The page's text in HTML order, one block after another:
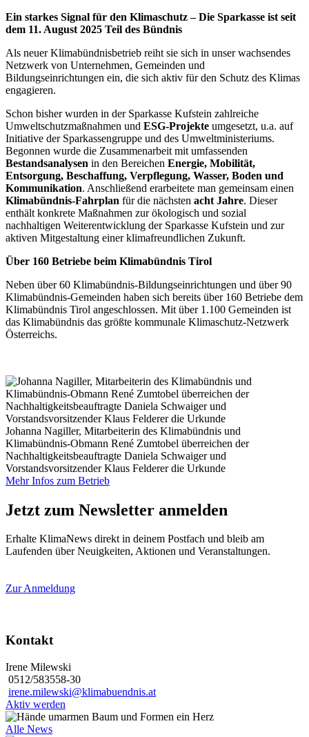
Ein starkes Signal für den Klimaschutz – Die Sparkasse ist seit
dem 11. August 2025 Teil des Bündnis
Als neuer Klimabündnisbetrieb reiht sie sich in unser wachsendes
Netzwerk von Unternehmen, Gemeinden und
Bildungseinrichtungen ein, die sich aktiv für den Schutz des Klimas
engagieren.
Schon bisher wurden in der Sparkasse Kufstein zahlreiche
Umweltschutzmaßnahmen und ESG-Projekte umgesetzt, u.a. auf
Initiative der Sparkassengruppe und des Umweltministeriums.
Begonnen wurde die Zusammenarbeit mit umfassenden
Bestandsanalysen in den Bereichen Energie, Mobilität,
Entsorgung, Beschaffung, Verpflegung, Wasser, Boden und
Kommunikation. Anschließend erarbeitete man gemeinsam einen
Klimabündnis-Fahrplan für die nächsten acht Jahre. Dieser
enthält konkrete Maßnahmen zur ökologisch und sozial
nachhaltigen Weiterentwicklung der Sparkasse Kufstein und zur
aktiven Mitgestaltung einer klimafreundlichen Zukunft.
Über 160 Betriebe beim Klimabündnis Tirol
Neben über 60 Klimabündnis-Bildungseinrichtungen und über 90
Klimabündnis-Gemeinden haben sich bereits über 160 Betriebe dem
Klimabündnis Tirol angeschlossen. Mit über 1.100 Gemeinden ist
das Klimabündnis das größte kommunale Klimaschutz-Netzwerk
Österreichs.
Johanna Nagiller, Mitarbeiterin des Klimabündnis und
Klimabündnis-Obmann René Zumtobel überreichen der
Nachhaltigkeitsbeauftragte Daniela Schwaiger und
Vorstandsvorsitzender Klaus Felderer die Urkunde
Mehr Infos zum Betrieb
Jetzt zum Newsletter anmelden
Erhalte KlimaNews direkt in deinem Postfach und bleib am
Laufenden über Neuigkeiten, Aktionen und Veranstaltungen.
Zur Anmeldung
Kontakt
Irene Milewski
0512/583558-30
irene.milewski@klimabuendnis.at
Aktiv werden
Alle News